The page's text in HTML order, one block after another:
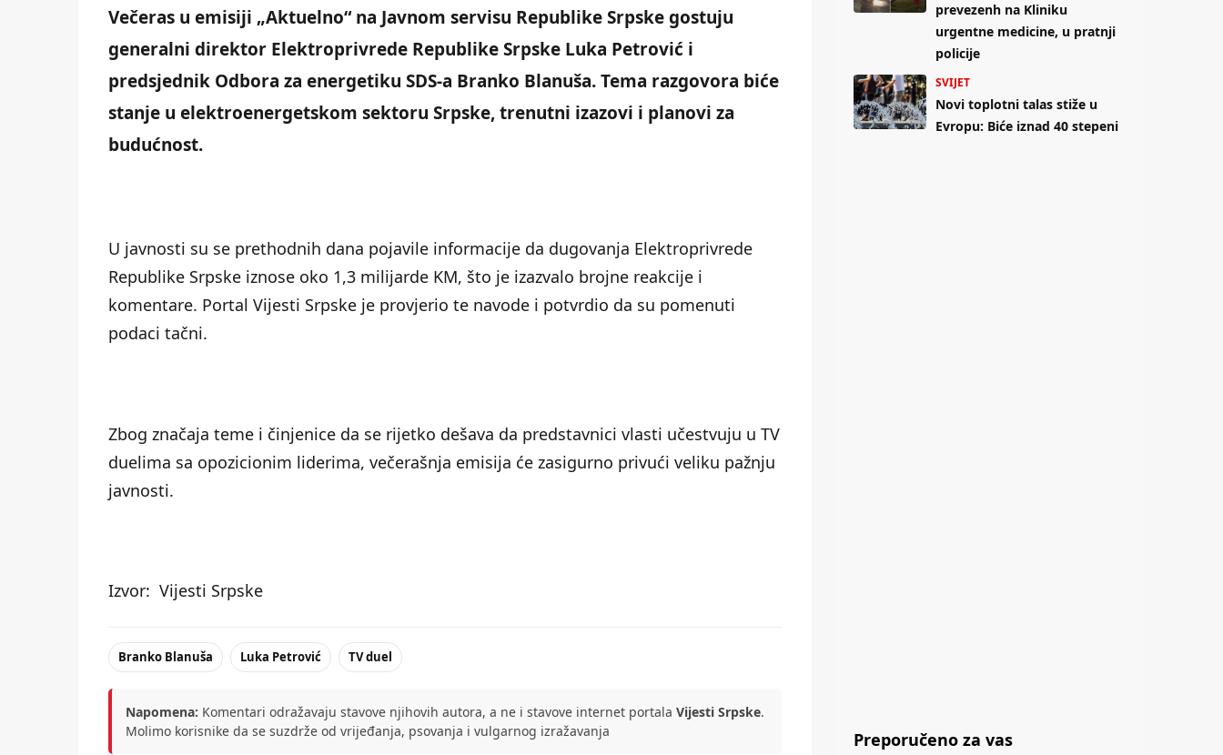
Večeras u emisiji „Aktuelno“ na Javnom servisu Republike Srpske gostuju
generalni direktor Elektroprivrede Republike Srpske Luka Petrović i
predsjednik Odbora za energetiku SDS-a Branko Blanuša. Tema razgovora biće
stanje u elektroenergetskom sektoru Srpske, trenutni izazovi i planovi za
budućnost.
U javnosti su se prethodnih dana pojavile informacije da dugovanja Elektroprivrede
Republike Srpske iznose oko 1,3 milijarde KM, što je izazvalo brojne reakcije i
komentare. Portal Vijesti Srpske je provjerio te navode i potvrdio da su pomenuti
podaci tačni.
Zbog značaja teme i činjenice da se rijetko dešava da predstavnici vlasti učestvuju u TV
duelima sa opozicionim liderima, večerašnja emisija će zasigurno privući veliku pažnju
javnosti.
Izvor: Vijesti Srpske
Branko Blanuša Luka Petrović TV duel
Napomena: Komentari odražavaju stavove njihovih autora, a ne i stavove internet portala Vijesti Srpske.
Molimo korisnike da se suzdrže od vrijeđanja, psovanja i vulgarnog izražavanja
prevezenh na Kliniku
urgentne medicine, u pratnji
policije
SVIJET
Novi toplotni talas stiže u
Evropu: Biće iznad 40 stepeni
Preporučeno za vas